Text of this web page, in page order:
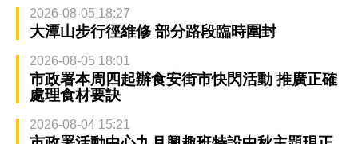
2026-08-05 18:27
大潭山步行徑維修 部分路段臨時圍封
2026-08-05 18:01
市政署本周四起辦食安街市快閃活動 推廣正確
處理食材要訣
2026-08-04 15:21